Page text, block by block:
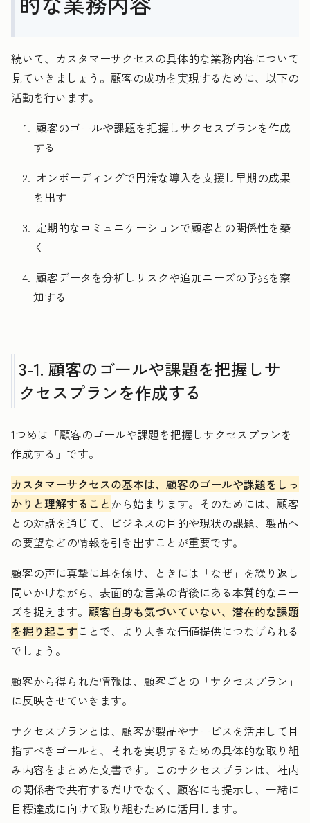
続いて、カスタマーサクセスの具体的な業務内容について
見ていきましょう。顧客の成功を実現するために、以下の
活動を行います。
顧客のゴールや課題を把握しサクセスプランを作成
する
オンボーディングで円滑な導入を支援し早期の成果
を出す
定期的なコミュニケーションで顧客との関係性を築
く
顧客データを分析しリスクや追加ニーズの予兆を察
知する
3-1. 顧客のゴールや課題を把握しサ
クセスプランを作成する
1つめは「顧客のゴールや課題を把握しサクセスプランを
作成する」です。
カスタマーサクセスの基本は、顧客のゴールや課題をしっ
かりと理解することから始まります。そのためには、顧客
との対話を通じて、ビジネスの目的や現状の課題、製品へ
の要望などの情報を引き出すことが重要です。
顧客の声に真摯に耳を傾け、ときには「なぜ」を繰り返し
問いかけながら、表面的な言葉の背後にある本質的なニー
ズを捉えます。 顧客自身も気づいていない、潜在的な課題
を掘り起こすことで、より大きな価値提供につなげられる
でしょう。
顧客から得られた情報は、顧客ごとの「サクセスプラン」
に反映させていきます。
サクセスプランとは、顧客が製品やサービスを活用して目
指すべきゴールと、それを実現するための具体的な取り組
み内容をまとめた文書です。このサクセスプランは、社内
の関係者で共有するだけでなく、顧客にも提示し、一緒に
目標達成に向けて取り組むために活用します。